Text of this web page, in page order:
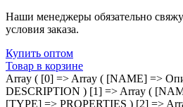
Наши менеджеры обязательно
условия заказа.
Купить оптом
Товар в корзине
Array ( [0] => Array ( [NAME] =>
DESCRIPTION ) [1] => Array (
[TYPE] => PROPERTIES ) [2] =>